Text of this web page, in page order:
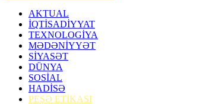
AKTUAL
İQTİSADİYYAT
TEXNOLOGİYA
MƏDƏNİYYƏT
SİYASƏT
DÜNYA
SOSİAL
HADİSƏ
PEŞƏ ETİKASI